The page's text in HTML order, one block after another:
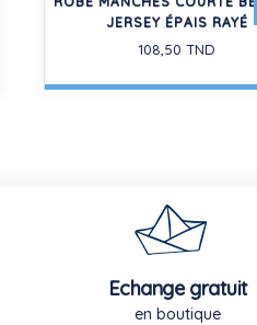
JERSEY ÉPAIS RAYÉ
108,50 TND
Echange gratuit
en boutique